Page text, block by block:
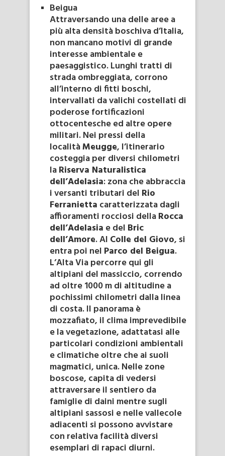
Beigua
Attraversando una delle aree a
più alta densità boschiva d’Italia,
non mancano motivi di grande
interesse ambientale e
paesaggistico. Lunghi tratti di
strada ombreggiata, corrono
all’interno di fitti boschi,
intervallati da valichi costellati di
poderose fortificazioni
ottocentesche ed altre opere
militari. Nei pressi della
localitàMeugge, l’itinerario
costeggia per diversi chilometri
laRiserva Naturalistica
dell’Adelasia: zona che abbraccia
i versanti tributari del Rio
Ferranietta caratterizzata dagli
affioramenti rocciosi dellaRocca
dell’Adelasia e del Bric
dell’Amore. Al Colle del Giovo, si
entra poi nel Parco del Beigua.
L’Alta Via percorre qui gli
altipiani del massiccio, correndo
ad oltre 1000 m di altitudine a
pochissimi chilometri dalla linea
di costa. Il panorama è
mozzafiato, il clima imprevedibile
e la vegetazione, adattatasi alle
particolari condizioni ambientali
e climatiche oltre che ai suoli
magmatici, unica. Nelle zone
boscose, capita di vedersi
attraversare il sentiero da
famiglie di daini mentre sugli
altipiani sassosi e nelle vallecole
adiacenti si possono avvistare
con relativa facilità diversi
esemplari di rapaci diurni.